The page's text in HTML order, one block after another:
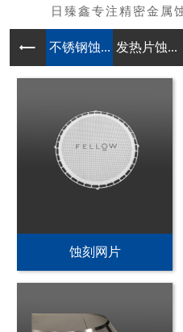
不锈钢蚀... 发热片蚀...
PI发热片蚀刻